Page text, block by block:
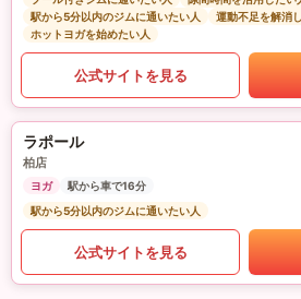
駅から5分以内のジムに通いたい人
運動不足を解消
ホットヨガを始めたい人
公式サイトを見る
ラポール
柏店
ヨガ
駅から車で16分
駅から5分以内のジムに通いたい人
公式サイトを見る